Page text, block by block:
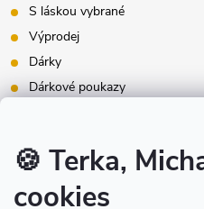
🍪 Terka,
cookies
S láskou vybrané
Výprodej
Dárky
Dárkové poukazy
Instagram